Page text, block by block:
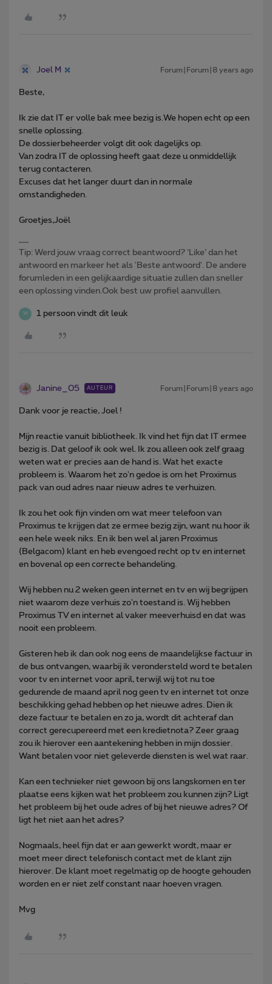
Joel M Forum|Forum|8 years ago
Beste,
Ik zie dat IT er volle bak mee bezig is.We hopen echt op een
snelle oplossing.
De dossierbeheerder volgt dit ook dagelijks op.
Van zodra IT de oplossing heeft gaat deze u onmiddellijk
terug contacteren.
Excuses dat het langer duurt dan in normale
omstandigheden.
Groetjes,Joël
Tip: Werd jouw vraag correct beantwoord? ‘Like’ dan het
antwoord en markeer het als 'Beste antwoord'. De andere
forumleden in een gelijkaardige situatie zullen dan sneller
een oplossing vinden.Ook best uw profiel aanvullen.
W 1 persoon vindt dit leuk
Janine_05 AUTEUR Forum|Forum|8 years ago
Dank voor je reactie, Joel !
Mijn reactie vanuit bibliotheek. Ik vind het fijn dat IT ermee
bezig is. Dat geloof ik ook wel. Ik zou alleen ook zelf graag
weten wat er precies aan de hand is. Wat het exacte
probleem is. Waarom het zo'n gedoe is om het Proximus
pack van oud adres naar nieuw adres te verhuizen.
Ik zou het ook fijn vinden om wat meer telefoon van
Proximus te krijgen dat ze ermee bezig zijn, want nu hoor ik
een hele week niks. En ik ben wel al jaren Proximus
(Belgacom) klant en heb evengoed recht op tv en internet
en bovenal op een correcte behandeling.
Wij hebben nu 2 weken geen internet en tv en wij begrijpen
niet waarom deze verhuis zo'n toestand is. Wij hebben
Proximus TV en internet al vaker meeverhuisd en dat was
nooit een probleem.
Gisteren heb ik dan ook nog eens de maandelijkse factuur in
de bus ontvangen, waarbij ik verondersteld word te betalen
voor tv en internet voor april, terwijl wij tot nu toe
gedurende de maand april nog geen tv en internet tot onze
beschikking gehad hebben op het nieuwe adres. Dien ik
deze factuur te betalen en zo ja, wordt dit achteraf dan
correct gerecupereerd met een kredietnota? Zeer graag
zou ik hierover een aantekening hebben in mijn dossier.
Want betalen voor niet geleverde diensten is wel wat raar.
Kan een technieker niet gewoon bij ons langskomen en ter
plaatse eens kijken wat het probleem zou kunnen zijn? Ligt
het probleem bij het oude adres of bij het nieuwe adres? Of
ligt het niet aan het adres?
Nogmaals, heel fijn dat er aan gewerkt wordt, maar er
moet meer direct telefonisch contact met de klant zijn
hierover. De klant moet regelmatig op de hoogte gehouden
worden en er niet zelf constant naar hoeven vragen.
Mvg